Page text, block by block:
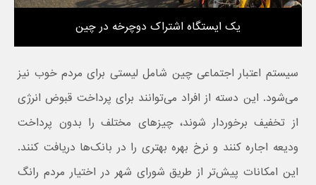
یک ایستگاه اشتراک دوچرخه در چین
سیستم اعتبار اجتماعی چین شامل لیستی برای مردم خوب نیز
می‌شود. این دسته از افراد می‌توانند برای پرداخت قبوض انرژی
از تخفیف برخوردار شوند، چیزهای مختلف را بدون پرداخت
ودیعه اجاره کنند و نرخ بهره بهتری را در بانک‌ها دریافت کنند.
این امکانات پیش‌تر از طریق شورای شهر در اختیار مردم رانگ